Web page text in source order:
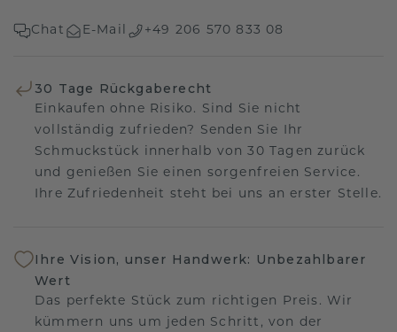
Chat E-Mail +49 206 570 833 08
30 Tage Rückgaberecht
Einkaufen ohne Risiko. Sind Sie nicht
vollständig zufrieden? Senden Sie Ihr
Schmuckstück innerhalb von 30 Tagen zurück
und genießen Sie einen sorgenfreien Service.
Ihre Zufriedenheit steht bei uns an erster Stelle.
Ihre Vision, unser Handwerk: Unbezahlbarer
Wert
Das perfekte Stück zum richtigen Preis. Wir
kümmern uns um jeden Schritt, von der